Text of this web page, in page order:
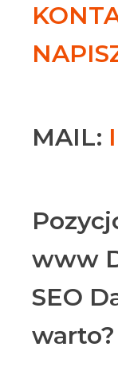
MAIL:
www
SEO
warto?